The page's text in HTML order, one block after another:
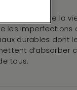
apportant de la
les
durables dont
d’absorber
tous.